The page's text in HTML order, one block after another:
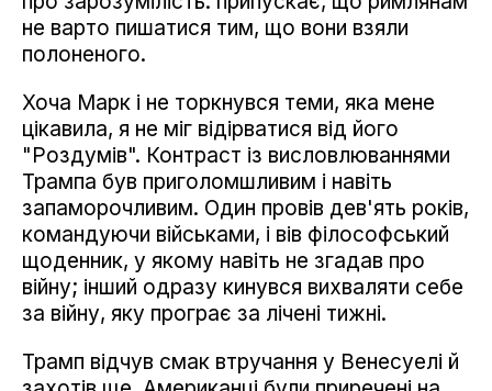
не варто пишатися тим, що вони взяли
полоненого.
Хоча Марк і не торкнувся теми, яка мене
цікавила, я не міг відірватися від його
"Роздумів". Контраст із висловлюваннями
Трампа був приголомшливим і навіть
запаморочливим. Один провів дев'ять років,
командуючи військами, і вів філософський
щоденник, у якому навіть не згадав про
війну; інший одразу кинувся вихваляти себе
за війну, яку програє за лічені тижні.
Трамп відчув смак втручання у Венесуелі й